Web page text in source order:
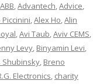
ABB,Advantech,Advice,
,Alex Ho,Alin
,Avi Taub,Aviv CEMS,
Levy, Binyamin Levi,
Shubinsky, Breno
Electronics, charity